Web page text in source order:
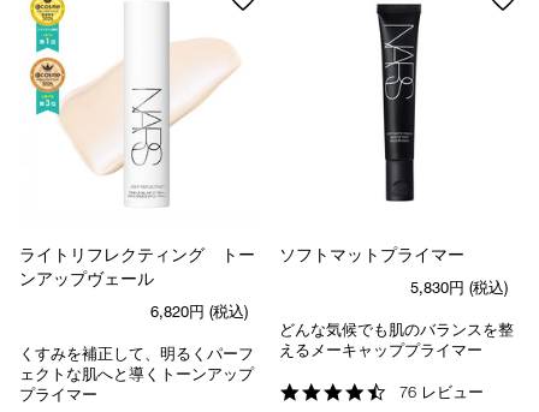
ライトリフレクティング トー
ンアップヴェール
6,820円 (税込)
くすみを補正して、明るくパーフ
ェクトな肌へと導くトーンアップ
プライマー
ソフトマットプライマー
5,830円 (税込)
どんな気候でも肌のバランスを整
えるメーキャッププライマー
4.4
76 レビュー